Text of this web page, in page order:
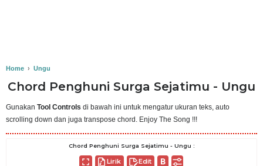
Home › Ungu
Chord Penghuni Surga Sejatimu - Ungu
Gunakan Tool Controls di bawah ini untuk mengatur ukuran teks, auto
scrolling down dan juga transpose chord. Enjoy The Song !!!
Chord Penghuni Surga Sejatimu - Ungu :
Lirik Edit